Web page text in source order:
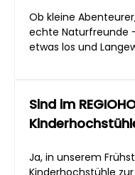
Ob kleine
echte Naturfreunde
etwas los und
Sind im
Ja, in unserem
Kinderhochstühle